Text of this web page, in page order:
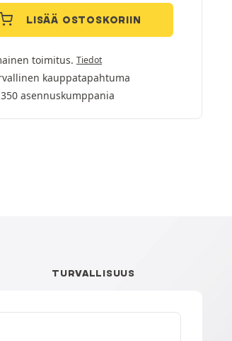
LISÄÄ OSTOSKORIIN
toimitus. Tiedot
kauppatapahtuma
asennuskumppania
TURVALLISUUS